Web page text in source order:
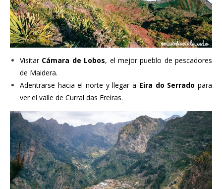
Visitar Cámara de Lobos, el mejor pueblo de pescadores
de Maidera.
Adentrarse hacia el norte y llegar a Eira do Serrado para
ver el valle de Curral das Freiras.